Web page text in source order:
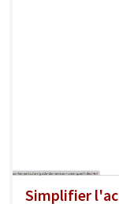
Simplifier